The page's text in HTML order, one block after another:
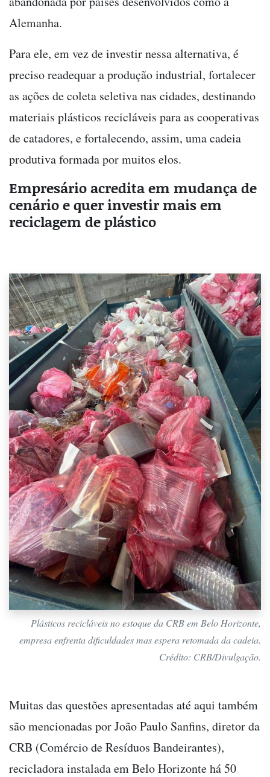
Alemanha.
Para ele, em vez de investir nessa alternativa, é
preciso readequar a produção industrial, fortalecer
as ações de coleta seletiva nas cidades, destinando
materiais plásticos recicláveis para as cooperativas
de catadores, e fortalecendo, assim, uma cadeia
produtiva formada por muitos elos.
Empresário acredita em mudança de
cenário e quer investir mais em
reciclagem de plástico
Plásticos recicláveis no estoque da CRB em Belo Horizonte,
empresa enfrenta dificuldades mas espera retomada da cadeia.
Crédito: CRB/Divulgação.
Muitas das questões apresentadas até aqui também
são mencionadas por João Paulo Sanfins, diretor da
CRB (Comércio de Resíduos Bandeirantes),
recicladora instalada em Belo Horizonte há 50